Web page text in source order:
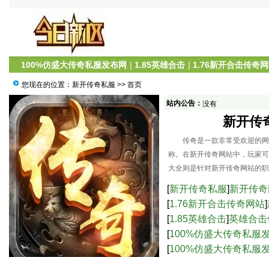
100%仿盛大传奇私服发布网 | 1.85英雄合击 | 1.76新开合击传奇
您现在的位置： 新开传奇私服 >> 首页
站内公告： 没有
新开传
传奇是一款非常受欢迎的网
称。在新开传奇网站中，玩家
大全则是针对新开传奇网站的
[新开传奇私服]新开传
[1.76新开合击传奇网站]
[1.85英雄合击]英雄合
[100%仿盛大传奇私服
服中的高爆率与激烈战
[100%仿盛大传奇私服